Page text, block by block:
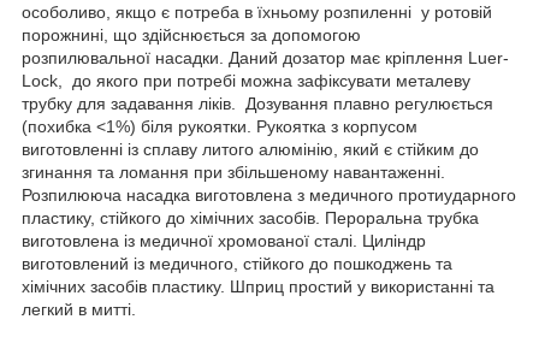
особоливо, якщо є потреба в їхньому розпиленні у ротовій
порожнині, що здійснюється за допомогою
розпилювальної насадки. Даний дозатор має кріплення Luer-
Lock, до якого при потребі можна зафіксувати металеву
трубку для задавання ліків. Дозування плавно регулюється
(похибка <1%) біля рукоятки. Рукоятка з корпусом
виготовленні із сплаву литого алюмінію, який є стійким до
згинання та ломання при збільшеному навантаженні.
Розпилююча насадка виготовлена з медичного протиударного
пластику, стійкого до хімічних засобів. Пероральна трубка
виготовлена із медичної хромованої сталі. Циліндр
виготовлений із медичного, стійкого до пошкоджень та
хімічних засобів пластику. Шприц простий у використанні та
легкий в митті.